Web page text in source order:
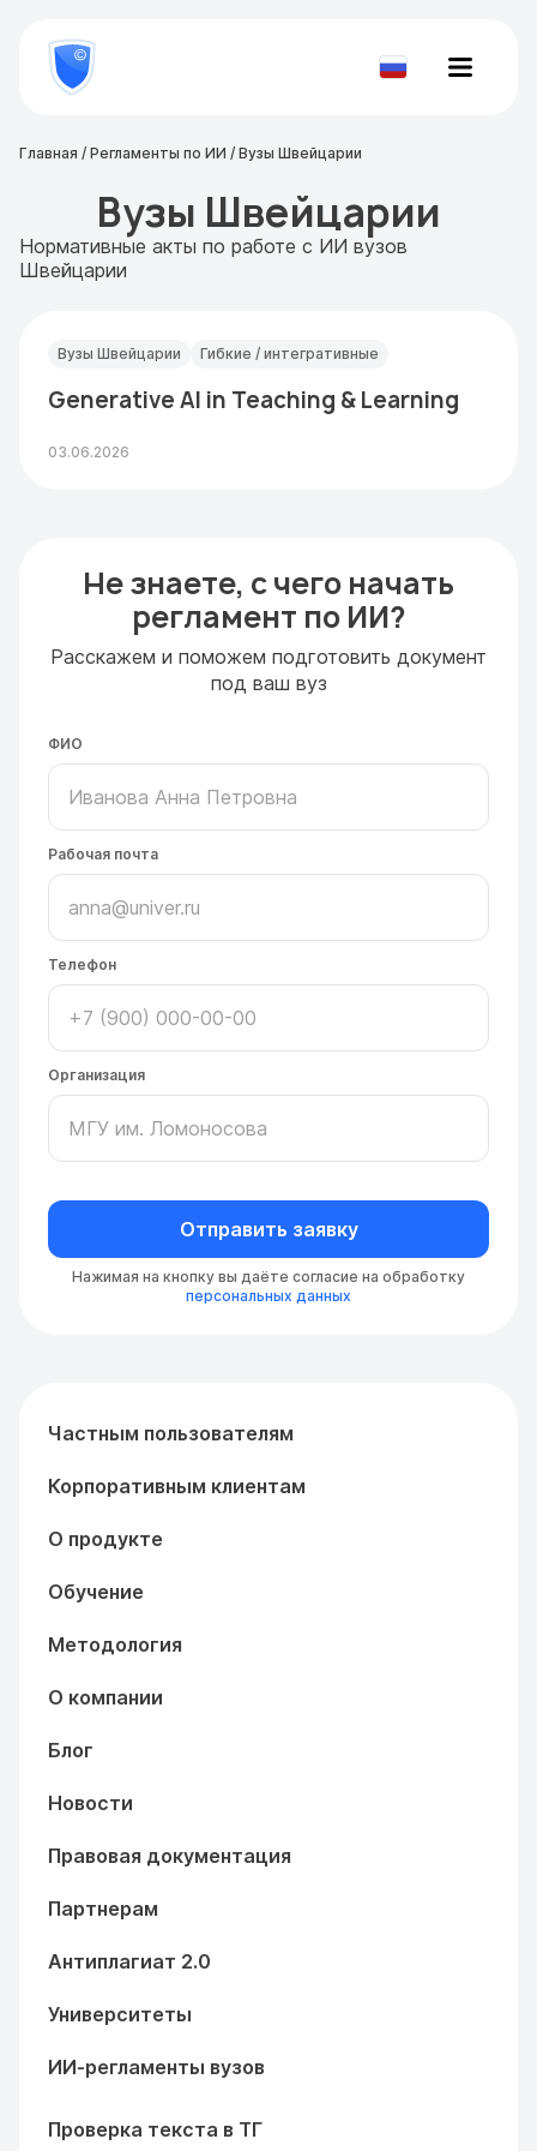
800
777-
81-Проверить
Главная / Регламенты по ИИ / Вузы Швейцарии
Вузы Швейцарии
Нормативные акты по работе с ИИ вузов
Швейцарии
Вузы Швейцарии Гибкие / интегративные
Generative AI in Teaching & Learning
03.06.2026
Не знаете, с чего начать
регламент по ИИ?
Расскажем и поможем подготовить документ
под ваш вуз
ФИО
Рабочая почта
Телефон
Организация
Отправить заявку
Нажимая на кнопку вы даёте согласие на обработку
персональных данных
Частным пользователям
Корпоративным клиентам
О продукте
Обучение
Методология
О компании
Блог
Новости
Правовая документация
Партнерам
Антиплагиат 2.0
Университеты
ИИ-регламенты вузов
Проверка текста в ТГ